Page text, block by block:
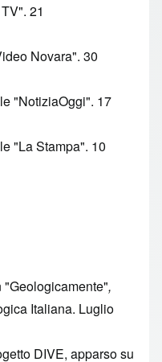
21
Novara". 30
"NotiziaOggi". 17
"La Stampa". 10
,
Italiana. Luglio
DIVE, apparso su